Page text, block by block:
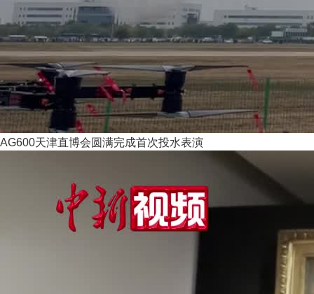
AG600天津直博会圆满完成首次投水表演